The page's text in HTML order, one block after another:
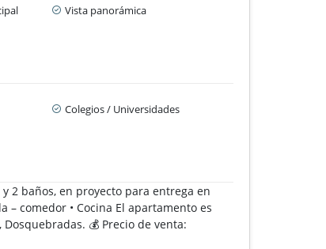
Vista panorámica
Colegios / Universidades
2 baños, en proyecto para entrega en
– comedor • Cocina El apartamento es
💰 Precio de venta: